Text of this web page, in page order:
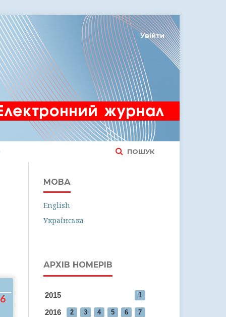
ПОШУК
Увійти
МОВА
English
Українська
АРХІВ НОМЕРІВ
2015 1
2016 2 3 4 5 6 7